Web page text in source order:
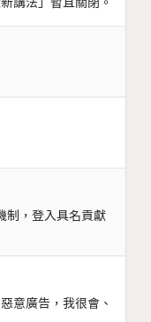
制，登入具名貢獻
意廣告，我很會、